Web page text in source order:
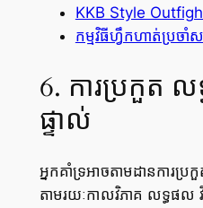
KKB Style
កម្មវិធីហ្វឹកហាត់ប្រចាំ
6. ការប្រកួត
ផ្ទាល់
អ្នកគាំទ្រអាចតាមដានការប្
តាមរយៈកាលវិភាគ លទ្ធផល